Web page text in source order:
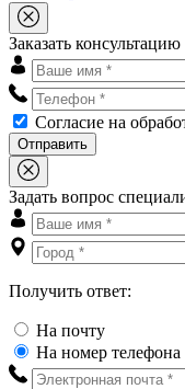
Заказать консультацию
Согласие на
Отправить
Задать вопрос
Получить ответ:
На почту
На номер телефона